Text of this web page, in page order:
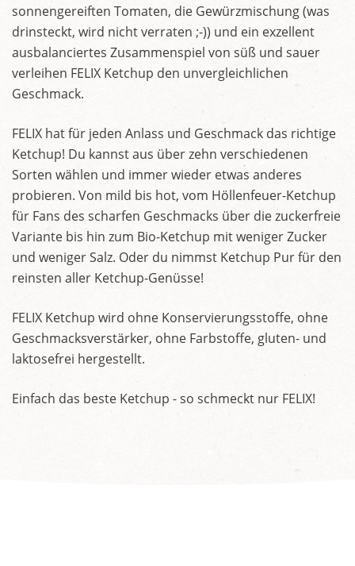
sonnengereiften Tomaten, die Gewürzmischung (was
drinsteckt, wird nicht verraten ;-)) und ein exzellent
ausbalanciertes Zusammenspiel von süß und sauer
verleihen FELIX Ketchup den unvergleichlichen
Geschmack.
FELIX hat für jeden Anlass und Geschmack das richtige
Ketchup! Du kannst aus über zehn verschiedenen
Sorten wählen und immer wieder etwas anderes
probieren. Von mild bis hot, vom Höllenfeuer-Ketchup
für Fans des scharfen Geschmacks über die zuckerfreie
Variante bis hin zum Bio-Ketchup mit weniger Zucker
und weniger Salz. Oder du nimmst Ketchup Pur für den
reinsten aller Ketchup-Genüsse!
FELIX Ketchup wird ohne Konservierungsstoffe, ohne
Geschmacksverstärker, ohne Farbstoffe, gluten- und
laktosefrei hergestellt.
Einfach das beste Ketchup - so schmeckt nur FELIX!